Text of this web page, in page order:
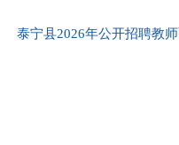
泰宁县2026年公开招聘教